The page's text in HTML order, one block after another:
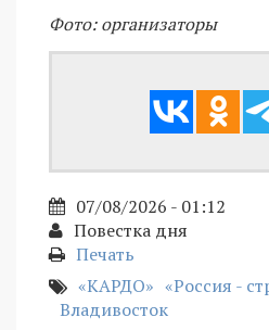
Фото: организаторы
07/08/2026 - 01:12
Повестка дня
Печать
«КАРДО» «Россия -
Владивосток